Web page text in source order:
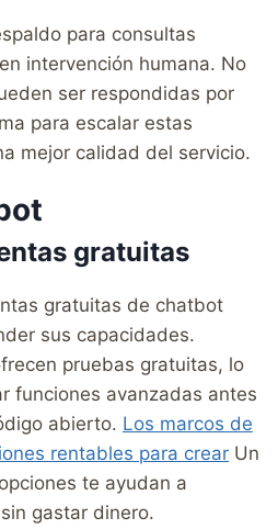
para consultas
intervención humana. No
ser respondidas por
para escalar estas
mejor calidad del servicio.
gratuitas
gratuitas de chatbot
sus capacidades.
pruebas gratuitas, lo
funciones avanzadas antes
abierto. Los marcos de
rentables para crear Un
te ayudan a
gastar dinero.